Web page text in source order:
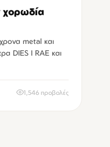
χορωδία
metal και
DIES I RAE και
1,546 προβολές